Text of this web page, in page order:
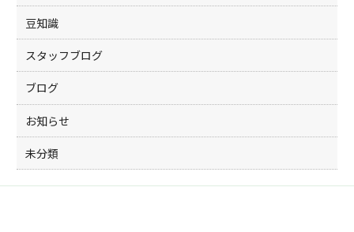
豆知識
スタッフブログ
ブログ
お知らせ
未分類